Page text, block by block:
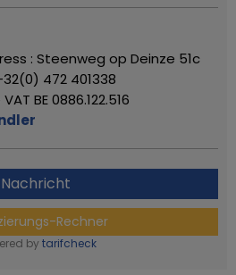
: Steenweg op Deinze 51c
472 401338
BE 0886.122.516
Nachricht
Rechner
by tarifcheck